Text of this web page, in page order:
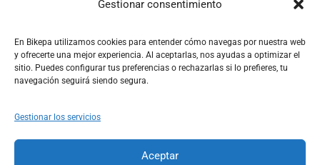
Gestionar consentimiento
En Bikepa utilizamos cookies para entender cómo navegas por nuestra web
y ofrecerte una mejor experiencia. Al aceptarlas, nos ayudas a optimizar el
sitio. Puedes configurar tus preferencias o rechazarlas si lo prefieres, tu
navegación seguirá siendo segura.
Gestionar los servicios
Aceptar
Bikepa
Newsletter Bikepa
© 2026 Bikepa. Todos los derechos reservados.